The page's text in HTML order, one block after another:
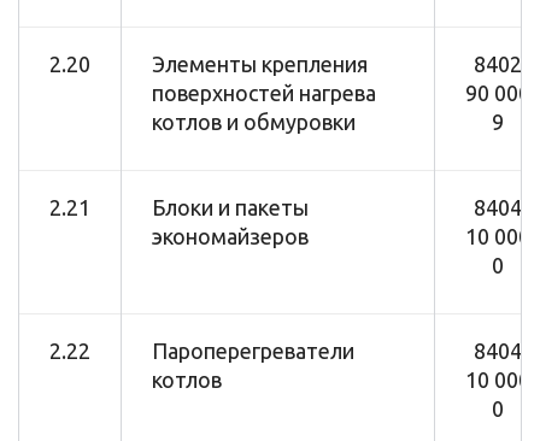
2.20
Элементы крепления
поверхностей нагрева
котлов и обмуровки
8402
90 000
9
2.21
Блоки и пакеты
экономайзеров
8404
10 000
0
2.22
Пароперегреватели
котлов
8404
10 000
0